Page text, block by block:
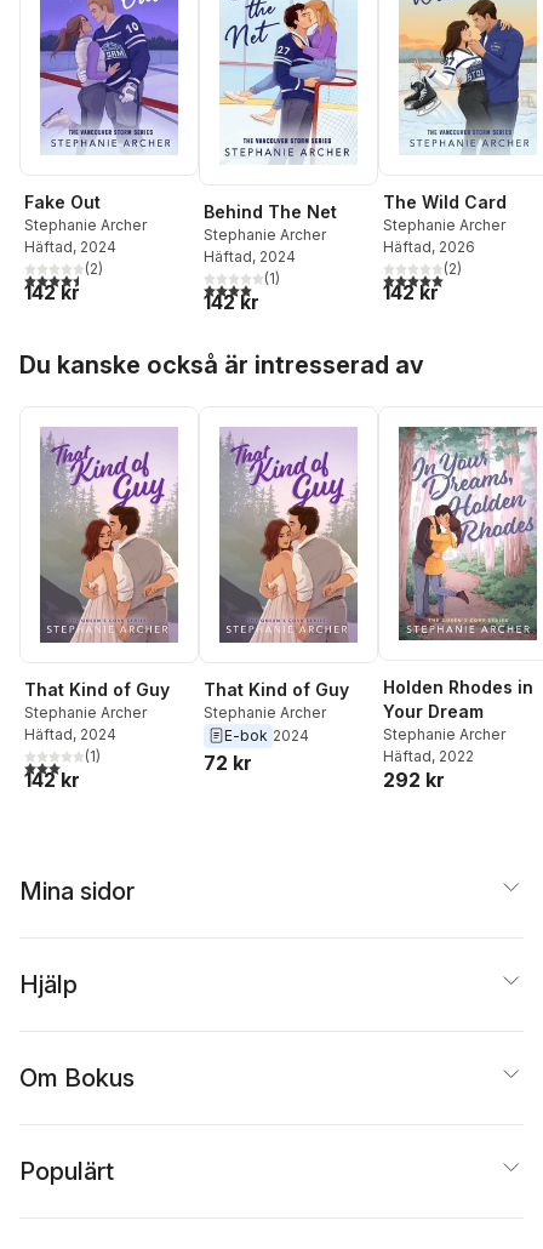
Fake Out
Stephanie Archer
Häftad, 2024
4,5utav 5 stjärnor. Totalt antal röster:
(2)
142 kr
Behind The Net
Stephanie Archer
Häftad, 2024
4,0utav 5 stjärnor. Totalt antal röster:
(1)
142 kr
The Wild Card
Stephanie Archer
Häftad, 2026
5,0utav 5 stjärnor.
(2)
142 kr
Du kanske också är intresserad av
That Kind of Guy
Stephanie Archer
Häftad, 2024
3,0utav 5 stjärnor. Totalt antal röster:
(1)
142 kr
That Kind of Guy
Stephanie Archer
E-bok 2024
72 kr
Holden Rhodes in
Your Dream
Stephanie Archer
Häftad, 2022
292 kr
Mina sidor
Hjälp
Om Bokus
Populärt